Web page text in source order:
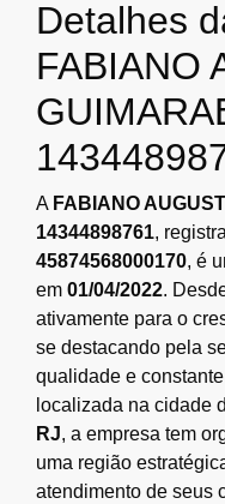
Detalhes
FABIANO
A FABIANO
14344898761,
45874568000170, é
em 01/04/2022.
ativamente para o
se destacando pela
qualidade e
localizada na cidade
RJ, a empresa tem
uma região
atendimento de seus